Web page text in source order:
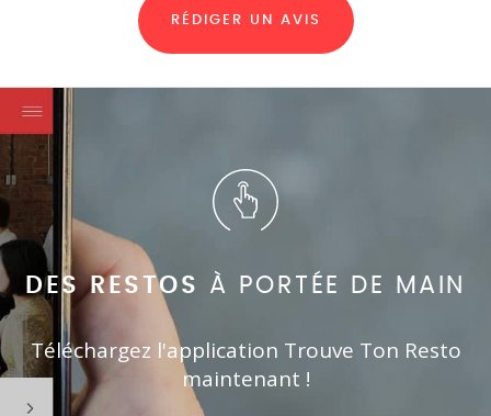
RÉDIGER UN AVIS
DES RESTOS À PORTÉE DE MAIN
Téléchargez l'application Trouve Ton Resto
maintenant !